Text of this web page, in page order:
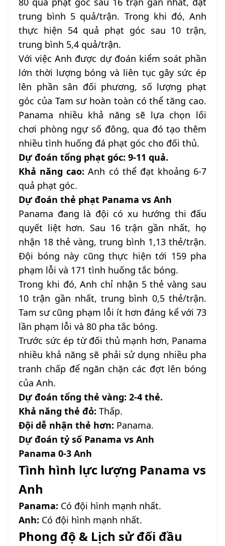
trung bình 5 quả/trận. Trong khi đó, Anh
thực hiện 54 quả phạt góc sau 10 trận,
trung bình 5,4 quả/trận.
Với việc Anh được dự đoán kiểm soát phần
lớn thời lượng bóng và liên tục gây sức ép
lên phần sân đối phương, số lượng phạt
góc của Tam sư hoàn toàn có thể tăng cao.
Panama nhiều khả năng sẽ lựa chọn lối
chơi phòng ngự số đông, qua đó tạo thêm
nhiều tình huống đá phạt góc cho đối thủ.
Dự đoán tổng phạt góc: 9-11 quả.
Khả năng cao: Anh có thể đạt khoảng 6-7
quả phạt góc.
Dự đoán thẻ phạt Panama vs Anh
Panama đang là đội có xu hướng thi đấu
quyết liệt hơn. Sau 16 trận gần nhất, họ
nhận 18 thẻ vàng, trung bình 1,13 thẻ/trận.
Đội bóng này cũng thực hiện tới 159 pha
phạm lỗi và 171 tình huống tắc bóng.
Trong khi đó, Anh chỉ nhận 5 thẻ vàng sau
10 trận gần nhất, trung bình 0,5 thẻ/trận.
Tam sư cũng phạm lỗi ít hơn đáng kể với 73
lần phạm lỗi và 80 pha tắc bóng.
Trước sức ép từ đối thủ mạnh hơn, Panama
nhiều khả năng sẽ phải sử dụng nhiều pha
tranh chấp để ngăn chặn các đợt lên bóng
của Anh.
Dự đoán tổng thẻ vàng: 2-4 thẻ.
Khả năng thẻ đỏ: Thấp.
Đội dễ nhận thẻ hơn: Panama.
Dự đoán tỷ số Panama vs Anh
Panama 0-3 Anh
Tình hình lực lượng Panama vs
Anh
Panama: Có đội hình mạnh nhất.
Anh: Có đội hình mạnh nhất.
Phong độ & Lịch sử đối đầu